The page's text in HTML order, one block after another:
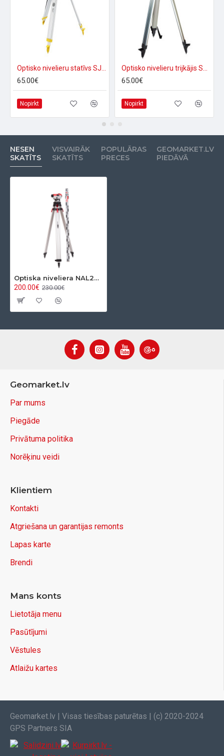
65.00€
Nopirkt
65.00€
Nopirkt
NESEN
SKATĪTS
VISVAIRĀK
SKATĪTS
POPULĀRAS
PRECES
GEOMARKET.LV
PIEDĀVĀ
Optiska niveliera NAL24 Komplekts KALIBRĒTS
200.00€ 230.00€
Geomarket.lv
Par mums
Piegāde
Privātuma politika
Norēķinu veidi
Klientiem
Kontakti
Atgriešana un garantijas remonts
Lapas karte
Brendi
Mans konts
Lietotāja menu
Pasūtījumi
Vēstules
Atlaižu kartes
Geomarket.lv | Visas tiesības paturētas | (c) 2020-2024
GPS Partners SIA